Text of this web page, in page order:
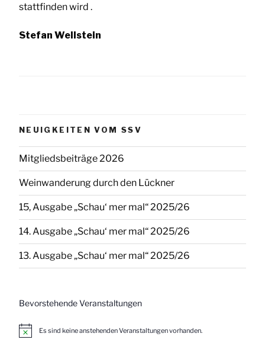
stattfinden wird .
Stefan Wellstein
NEUIGKEITEN VOM SSV
Mitgliedsbeiträge 2026
Weinwanderung durch den Lückner
15, Ausgabe „Schau‘ mer mal“ 2025/26
14. Ausgabe „Schau‘ mer mal“ 2025/26
13. Ausgabe „Schau‘ mer mal“ 2025/26
Bevorstehende Veranstaltungen
Es sind keine anstehenden Veranstaltungen vorhanden.